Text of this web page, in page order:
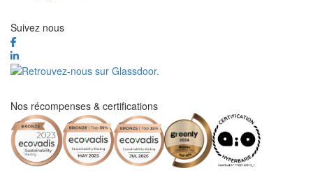
Suivez nous
Nos récompenses & certifications